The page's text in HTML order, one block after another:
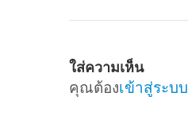
ใส่ความเห็น
คุณต้องเข้าสู่ระบบ